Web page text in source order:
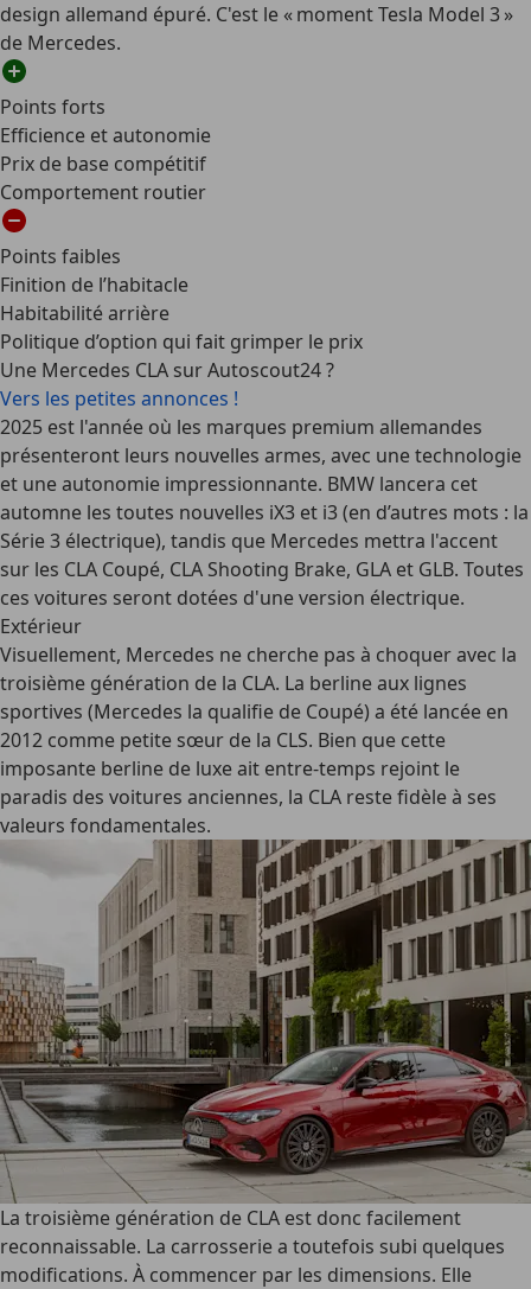
design allemand épuré. C'est le « moment Tesla Model 3 »
de Mercedes.
Points forts
Efficience et autonomie
Prix de base compétitif
Comportement routier
Points faibles
Finition de l’habitacle
Habitabilité arrière
Politique d’option qui fait grimper le prix
Une Mercedes CLA sur Autoscout24 ?
Vers les petites annonces !
2025 est l'année où les marques premium allemandes
présenteront leurs nouvelles armes, avec une technologie
et une autonomie impressionnante. BMW lancera cet
automne les toutes nouvelles iX3 et i3 (en d’autres mots : la
Série 3 électrique), tandis que Mercedes mettra l'accent
sur les CLA Coupé, CLA Shooting Brake, GLA et GLB. Toutes
ces voitures seront dotées d'une version électrique.
Extérieur
Visuellement, Mercedes ne cherche pas à choquer avec la
troisième génération de la CLA. La berline aux lignes
sportives (Mercedes la qualifie de Coupé) a été lancée en
2012 comme petite sœur de la CLS. Bien que cette
imposante berline de luxe ait entre-temps rejoint le
paradis des voitures anciennes, la CLA reste fidèle à ses
valeurs fondamentales.
La troisième génération de CLA est donc facilement
reconnaissable. La carrosserie a toutefois subi quelques
modifications. À commencer par les dimensions. Elle